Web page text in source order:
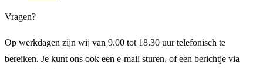
Vragen?
Op werkdagen zijn wij van 9.00 tot 18.30 uur telefonisch te
bereiken. Je kunt ons ook een e-mail sturen, of een berichtje via